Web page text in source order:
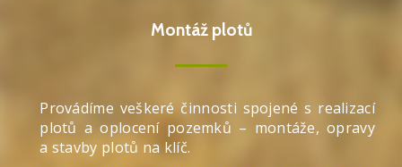
Montáž plotů
Provádíme veškeré činnosti spojené s realizací
plotů a oplocení pozemků – montáže, opravy
a stavby plotů na klíč.